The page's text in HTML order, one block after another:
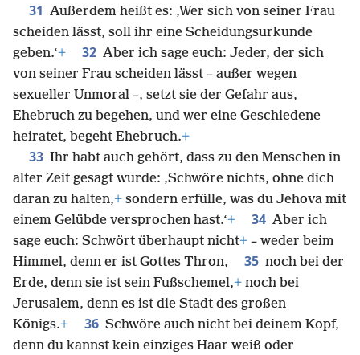
31 Außerdem heißt es: ‚Wer sich von seiner Frau
scheiden lässt, soll ihr eine Scheidungsurkunde
geben.‘+ 32 Aber ich sage euch: Jeder, der sich
von seiner Frau scheiden lässt – außer wegen
sexueller Unmoral –, setzt sie der Gefahr aus,
Ehebruch zu begehen, und wer eine Geschiedene
heiratet, begeht Ehebruch.+
33 Ihr habt auch gehört, dass zu den Menschen in
alter Zeit gesagt wurde: ‚Schwöre nichts, ohne dich
daran zu halten,+ sondern erfülle, was du Jehova mit
einem Gelübde versprochen hast.‘+ 34 Aber ich
sage euch: Schwört überhaupt nicht+ – weder beim
Himmel, denn er ist Gottes Thron,
35 noch bei der
Erde, denn sie ist sein Fußschemel,+ noch bei
Jerusalem, denn es ist die Stadt des großen
Königs.+ 36 Schwöre auch nicht bei deinem Kopf,
denn du kannst kein einziges Haar weiß oder